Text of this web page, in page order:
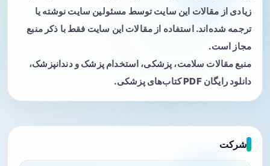
زیادی از مقالات این سایت توسط مسئولین سایت نوشته یا
ترجمه شده‌اند. استفاده از مقالات این سایت فقط با ذکر منبع
مجاز است.
منبع مقالات سلامت، پزشکی، استخدام پزشک و دندانپزشک،
دانلود رایگان PDF کتاب‌های پزشکی.
شرکت